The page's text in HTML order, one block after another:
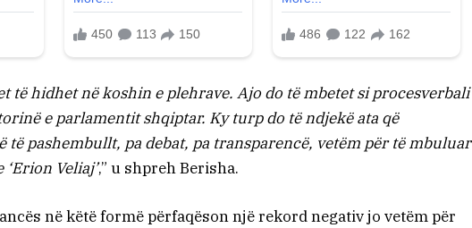
të hidhet në koshin e plehrave. Ajo do të mbetet si procesverbali
e parlamentit shqiptar. Ky turp do të ndjekë ata që
të pashembullt, pa debat, pa transparencë, vetëm për të mbuluar
Veliaj’,” u shpreh Berisha.
në këtë formë përfaqëson një rekord negativ jo vetëm për